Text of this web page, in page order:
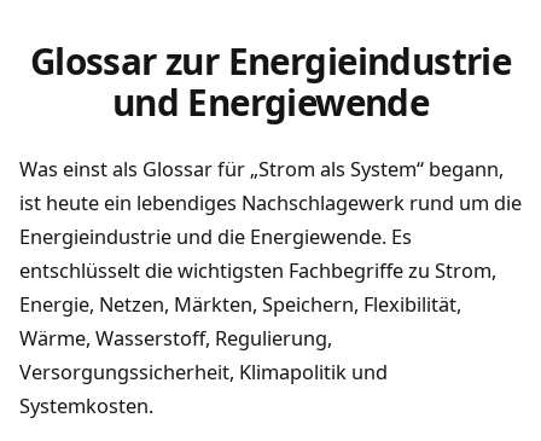
Glossar zur Energieindustrie
und Energiewende
Was einst als Glossar für „Strom als System“ begann,
ist heute ein lebendiges Nachschlagewerk rund um die
Energieindustrie und die Energiewende. Es
entschlüsselt die wichtigsten Fachbegriffe zu Strom,
Energie, Netzen, Märkten, Speichern, Flexibilität,
Wärme, Wasserstoff, Regulierung,
Versorgungssicherheit, Klimapolitik und
Systemkosten.